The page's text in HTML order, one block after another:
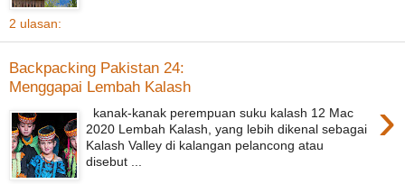
2 ulasan:
Backpacking Pakistan 24:
Menggapai Lembah Kalash
›
kanak-kanak perempuan suku kalash 12 Mac
2020 Lembah Kalash, yang lebih dikenal sebagai
Kalash Valley di kalangan pelancong atau
disebut ...